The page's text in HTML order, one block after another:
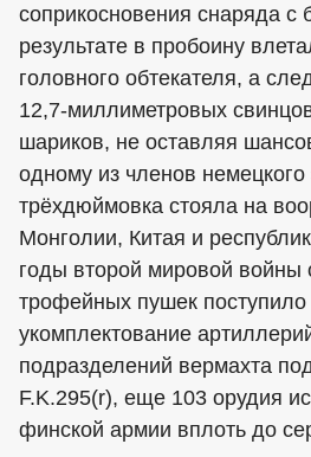
соприкосновения снаряда с
результате в пробоину
головного обтекателя, а
12,7-миллиметровых
шариков, не оставляя
одному из членов немецкого
трёхдюймовка стояла на
Монголии, Китая и
годы второй мировой войны
трофейных пушек поступило
укомплектование
подразделений вермахта
F.K.295(r), еще 103 орудия
финской армии вплоть до